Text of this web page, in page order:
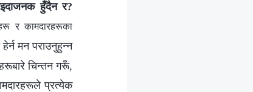
हुँदैन र?
र कामदारहरूका
मन पराउनुहुन्न
चिन्तन गरूँ,
प्रत्येक